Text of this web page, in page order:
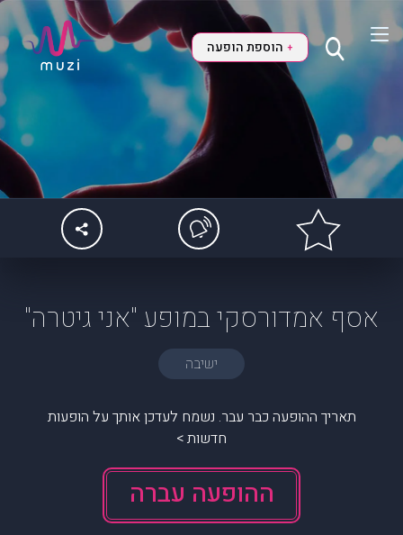
+ הוספת הופעה
אסף אמדורסקי במופע "אני גיטרה"
ישיבה
תאריך ההופעה כבר עבר. נשמח לעדכן אותך על הופעות
חדשות >
ההופעה עברה